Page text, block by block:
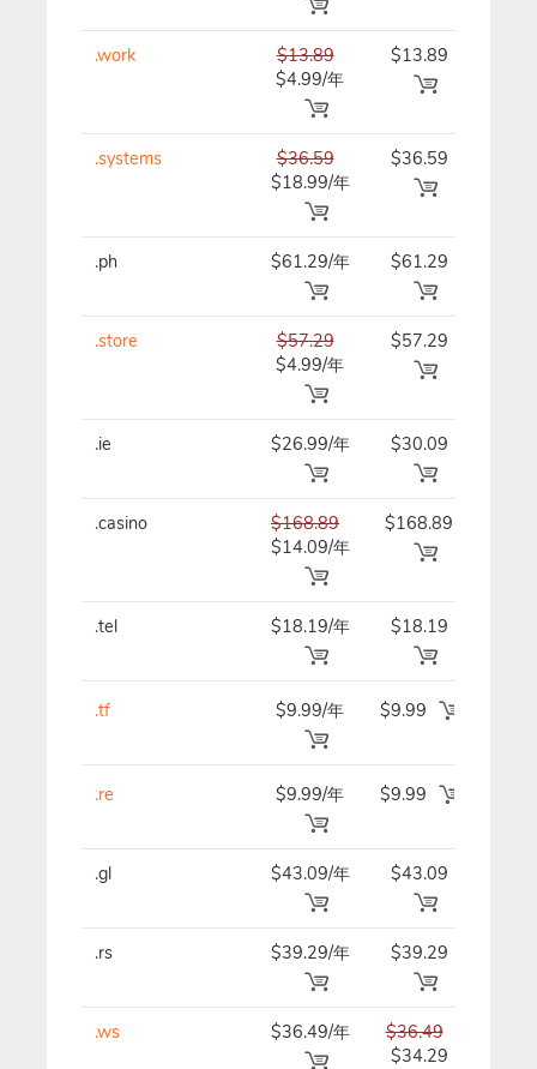
.work
$13.89
$4.99/年
$13.89
.systems
$36.59
$18.99/年
$36.59
.ph $61.29/年 $61.29
.store
$57.29
$4.99/年
$57.29
.ie $26.99/年 $30.09
.casino
$168.89
$14.09/年
$168.89
.tel $18.19/年 $18.19
.tf $9.99/年 $9.99
.re $9.99/年 $9.99
.gl $43.09/年 $43.09
.rs $39.29/年 $39.29
.ws $36.49/年
$36.49
$34.29